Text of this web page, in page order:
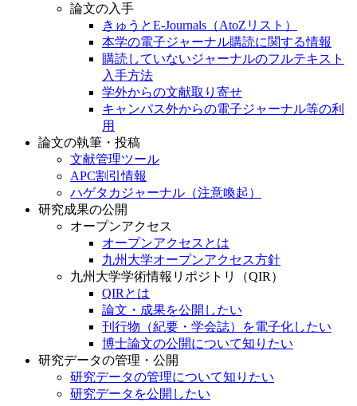
論文の入手
きゅうとE-Journals（AtoZリスト）
本学の電子ジャーナル購読に関する情報
購読していないジャーナルのフルテキスト
入手方法
学外からの文献取り寄せ
キャンパス外からの電子ジャーナル等の利
用
論文の執筆・投稿
文献管理ツール
APC割引情報
ハゲタカジャーナル（注意喚起）
研究成果の公開
オープンアクセス
オープンアクセスとは
九州大学オープンアクセス方針
九州大学学術情報リポジトリ（QIR）
QIRとは
論文・成果を公開したい
刊行物（紀要・学会誌）を電子化したい
博士論文の公開について知りたい
研究データの管理・公開
研究データの管理について知りたい
研究データを公開したい